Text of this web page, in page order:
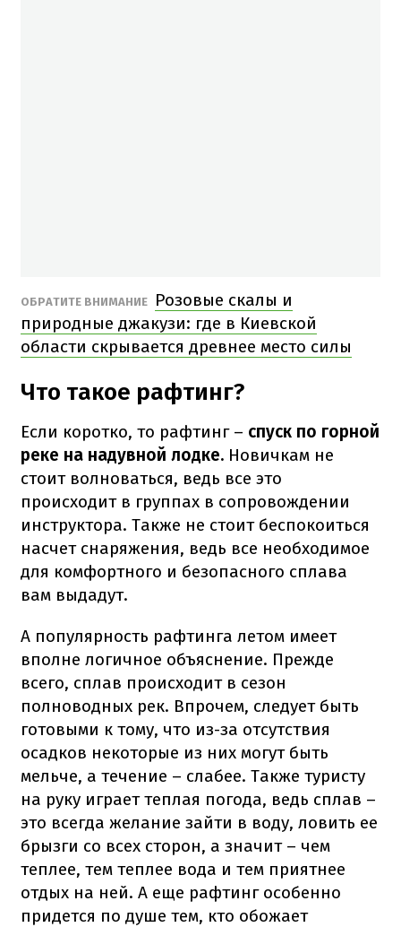
ОБРАТИТЕ ВНИМАНИЕ
Розовые скалы и
природные джакузи: где в Киевской
области скрывается древнее место силы
Что такое рафтинг?
Если коротко, то рафтинг – спуск по горной
реке на надувной лодке. Новичкам не
стоит волноваться, ведь все это
происходит в группах в сопровождении
инструктора. Также не стоит беспокоиться
насчет снаряжения, ведь все необходимое
для комфортного и безопасного сплава
вам выдадут.
А популярность рафтинга летом имеет
вполне логичное объяснение. Прежде
всего, сплав происходит в сезон
полноводных рек. Впрочем, следует быть
готовыми к тому, что из-за отсутствия
осадков некоторые из них могут быть
мельче, а течение – слабее. Также туристу
на руку играет теплая погода, ведь сплав –
это всегда желание зайти в воду, ловить ее
брызги со всех сторон, а значит – чем
теплее, тем теплее вода и тем приятнее
отдых на ней. А еще рафтинг особенно
придется по душе тем, кто обожает